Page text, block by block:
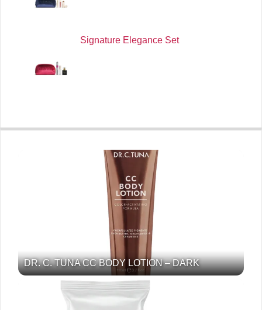
Signature Elegance Set
DR. C. TUNA CC BODY LOTION – DARK